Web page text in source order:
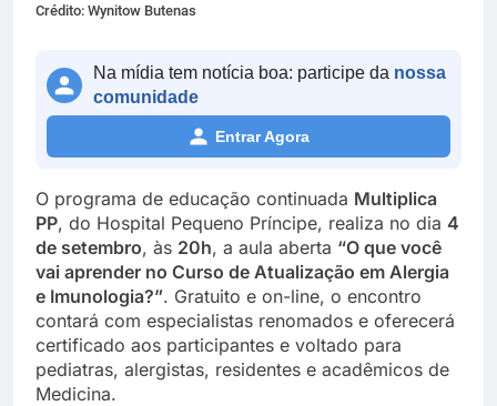
Crédito: Wynitow Butenas
Na mídia tem notícia boa: participe da nossa
comunidade
Entrar Agora
O programa de educação continuada Multiplica
PP, do Hospital Pequeno Príncipe, realiza no dia 4
de setembro, às 20h, a aula aberta “O que você
vai aprender no Curso de Atualização em Alergia
e Imunologia?”. Gratuito e on-line, o encontro
contará com especialistas renomados e oferecerá
certificado aos participantes e voltado para
pediatras, alergistas, residentes e acadêmicos de
Medicina.